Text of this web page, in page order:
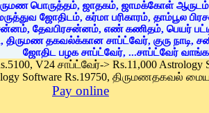
V24 சாப்ட்வேர்-> Rs.11,000
Software Rs.19750, திருமணதகவல்
Pay online